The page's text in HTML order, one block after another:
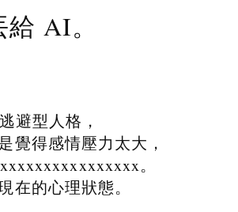
AI。
避型人格，
覺得感情壓力太大，
。
在的心理狀態。